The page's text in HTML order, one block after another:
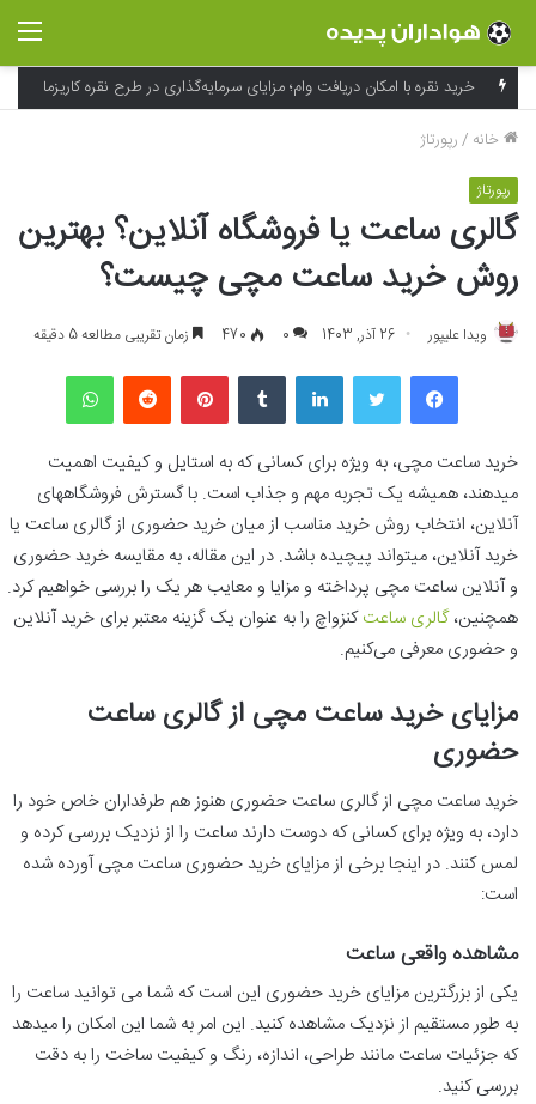
فراتر از لوگو؛ جادوی شخصی‌سازی و بسته‌بندی در خلق تجربه به یاد ماندنی برند
خانه /رپورتاژ
رپورتاژ
گالری ساعت یا فروشگاه آنلاین؟ بهترین
روش خرید ساعت مچی چیست؟
ویدا علیپور 26 آذر, 1403 0
470 زمان تقریبی مطالعه 5 دقیقه
فیسبوک لینکداین پینتریست
خرید ساعت مچی، به ویژه برای کسانی که به استایل و کیفیت اهمیت
میدهند، همیشه یک تجربه مهم و جذاب است. با گسترش فروشگاههای
آنلاین، انتخاب روش خرید مناسب از میان خرید حضوری از گالری ساعت یا
خرید آنلاین، میتواند پیچیده باشد. در این مقاله، به مقایسه خرید حضوری
و آنلاین ساعت مچی پرداخته و مزایا و معایب هر یک را بررسی خواهیم کرد.
همچنین،گالری ساعتکنزواچ را به عنوان یک گزینه معتبر برای خرید آنلاین
و حضوری معرفی می‌کنیم.
مزایای خرید ساعت مچی از گالری ساعت
حضوری
خرید ساعت مچی از گالری ساعت حضوری هنوز هم طرفداران خاص خود را
دارد، به ویژه برای کسانی که دوست دارند ساعت را از نزدیک بررسی کرده و
لمس کنند. در اینجا برخی از مزایای خرید حضوری ساعت مچی آورده شده
است:
مشاهده واقعی ساعت
یکی از بزرگترین مزایای خرید حضوری این است که شما می توانید ساعت را
به طور مستقیم از نزدیک مشاهده کنید. این امر به شما این امکان را میدهد
که جزئیات ساعت مانند طراحی، اندازه، رنگ و کیفیت ساخت را به دقت
بررسی کنید.